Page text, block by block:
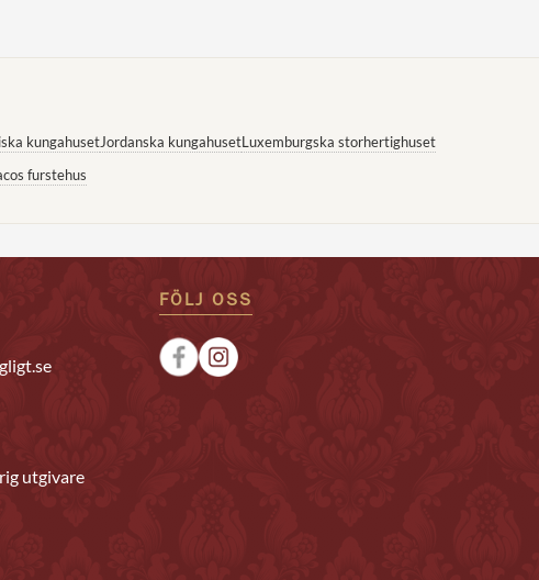
kungahusetJordanska kungahusetLuxemburgska storhertighuset
furstehus
utgivare
FÖLJ OSS